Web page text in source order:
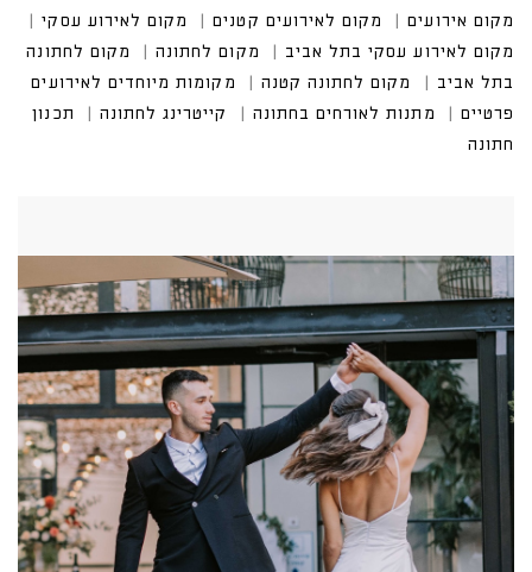
מקום אירועים
מקום לאירועים קטנים
מקום לאירוע עסקי
מקום לאירוע עסקי בתל אביב
מקום לחתונה
מקום לחתונה
בתל אביב
מקום לחתונה קטנה
מקומות מיוחדים לאירועים
פרטיים
מתנות לאורחים בחתונה קייטרינג לחתונה
תכנון
חתונה